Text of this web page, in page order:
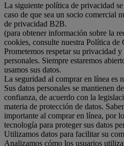
La siguiente política de privacidad
caso de que sea un socio comercial
de privacidad B2B.
(para obtener información sobre la
cookies, consulte nuestra Política de
Prometemos respetar su privacidad y
personales. Siempre estaremos
usamos sus datos.
La seguridad al comprar en línea es
Sus datos personales se mantienen
confianza, de acuerdo con la
materia de protección de datos.
importante al comprar en línea, por
tecnología para proteger sus datos
Utilizamos datos para facilitar su
Analizamos cómo los usuarios